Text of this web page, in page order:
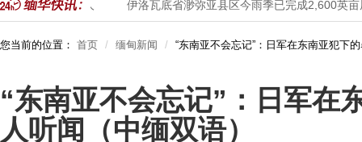
近1,390万人 伊洛瓦底省渺弥亚县区今雨季已完成2,600英亩厨
您当前的位置： 首页 缅甸新闻 “东南亚不会忘记”：日军在东南亚犯下
“东南亚不会忘记”：日军在
人听闻（中缅双语）